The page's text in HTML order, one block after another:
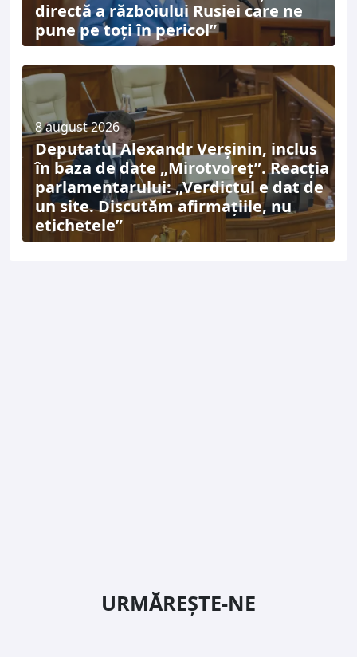
directă a războiului Rusiei care ne
pune pe toți în pericol”
8 august 2026
Deputatul Alexandr Verșinin, inclus
în baza de date „Mirotvoreț”. Reacția
parlamentarului: „Verdictul e dat de
un site. Discutăm afirmațiile, nu
etichetele”
URMĂREȘTE-NE